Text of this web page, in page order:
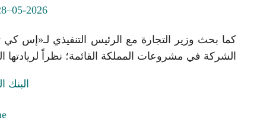
كما بحث وزير التجارة مع الرئيس التنفيذي لـ«إس
الشركة في مشروعات المملكة القائمة؛ نظراً لريادتها